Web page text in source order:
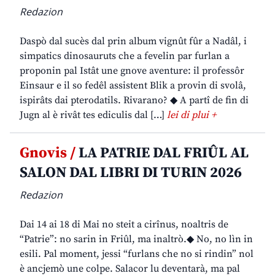
Redazion
Daspò dal sucès dal prin album vignût fûr a Nadâl, i
simpatics dinosauruts che a fevelin par furlan a
proponin pal Istât une gnove aventure: il professôr
Einsaur e il so fedêl assistent Blik a provin di svolâ,
ispirâts dai pterodatils. Rivarano? ◆ A partî de fin di
Jugn al è rivât tes ediculis dal […] lei di plui +
Gnovis /LA PATRIE DAL FRIÛL AL
SALON DAL LIBRI DI TURIN 2026
Redazion
Dai 14 ai 18 di Mai no steit a cirînus, noaltris de
“Patrie”: no sarin in Friûl, ma inaltrò.◆ No, no lìn in
esili. Pal moment, jessi “furlans che no si rindin” nol
è ancjemò une colpe. Salacor lu deventarà, ma pal